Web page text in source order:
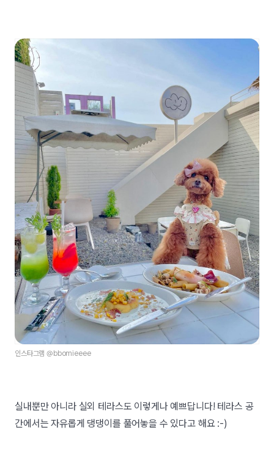
인스타그램 @bbomieeee
실내뿐만 아니라 실외 테라스도 이렇게나 예쁘답니다! 테라스 공
간에서는 자유롭게 댕댕이를 풀어놓을 수 있다고 해요 :-)